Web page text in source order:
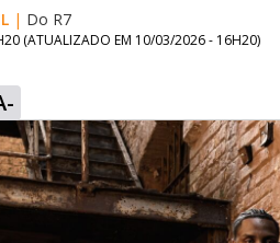
| Do R7
(ATUALIZADO EM 10/03/2026 - 16H20)